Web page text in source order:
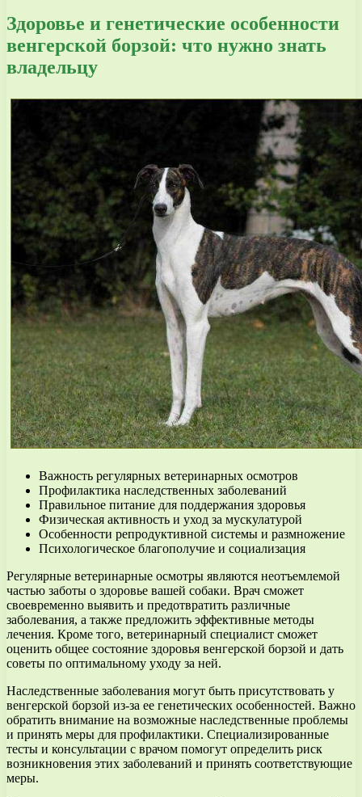
Здоровье и генетические особенности
венгерской борзой: что нужно знать
владельцу
Важность регулярных ветеринарных осмотров
Профилактика наследственных заболеваний
Правильное питание для поддержания здоровья
Физическая активность и уход за мускулатурой
Особенности репродуктивной системы и размножение
Психологическое благополучие и социализация
Регулярные ветеринарные осмотры являются неотъемлемой
частью заботы о здоровье вашей собаки. Врач сможет
своевременно выявить и предотвратить различные
заболевания, а также предложить эффективные методы
лечения. Кроме того, ветеринарный специалист сможет
оценить общее состояние здоровья венгерской борзой и дать
советы по оптимальному уходу за ней.
Наследственные заболевания могут быть присутствовать у
венгерской борзой из-за ее генетических особенностей. Важно
обратить внимание на возможные наследственные проблемы
и принять меры для профилактики. Специализированные
тесты и консультации с врачом помогут определить риск
возникновения этих заболеваний и принять соответствующие
меры.